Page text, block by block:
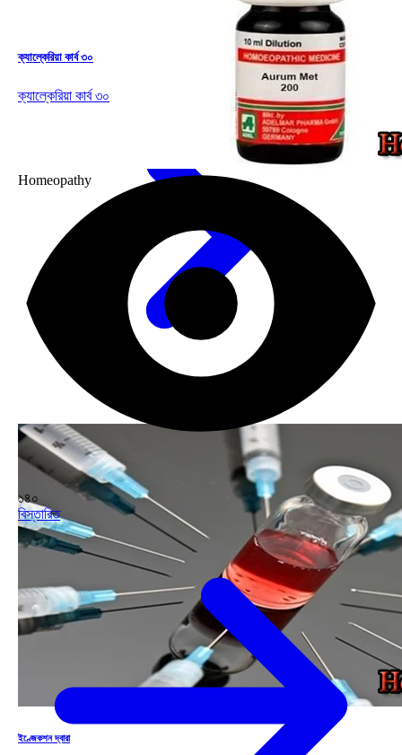
ইণ্জেকশন দ্বারা
Homeopathy
ক্যাল্কেরিয়া কার্ব ৩০
ক্যাল্কেরিয়া কার্ব ৩০
১৪০
বিস্তারিত